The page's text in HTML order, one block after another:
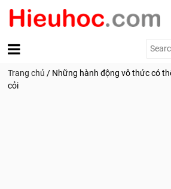
Search
Trang chủ / Những hành động vô thức có
cỏi